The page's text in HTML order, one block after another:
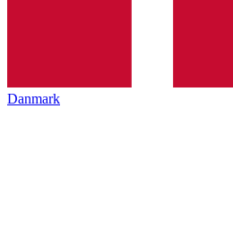
Danmark